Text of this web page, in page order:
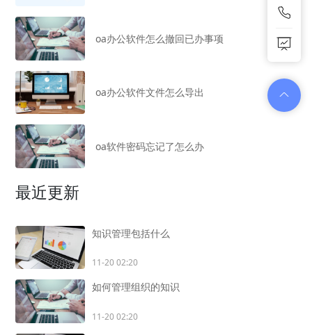
oa办公软件怎么撤回已办事项
oa办公软件文件怎么导出
oa软件密码忘记了怎么办
最近更新
知识管理包括什么
11-20 02:20
如何管理组织的知识
11-20 02:20